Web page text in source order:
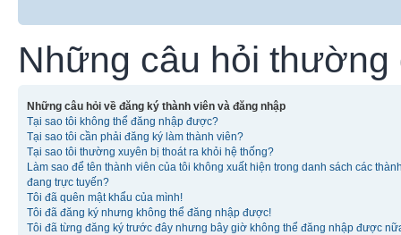
Những câu hỏi thường
Những câu hỏi về đăng ký thành viên và đăng nhập
Tại sao tôi không thể đăng nhập được?
Tại sao tôi cần phải đăng ký làm thành viên?
Tại sao tôi thường xuyên bị thoát ra khỏi hệ thống?
Làm sao để tên thành viên của tôi không xuất hiện trong danh sách các
đang trực tuyến?
Tôi đã quên mật khẩu của mình!
Tôi đã đăng ký nhưng không thể đăng nhập được!
Tôi đã từng đăng ký trước đây nhưng bây giờ không thể đăng nhập được